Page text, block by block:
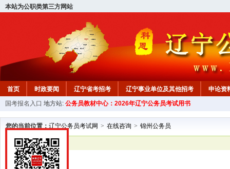
本站为公职类第三方网站
首页 时政要闻 辽宁省考招考 辽宁事业单位及其他招考 申论资
教材中心
国考报名入口 地方站: 公务员教材中心：2026年辽宁公务员考试用书
您的当前位置： 辽宁公务员考试网 > 在线咨询 > 锦州公务员
已解决
锦州公务员